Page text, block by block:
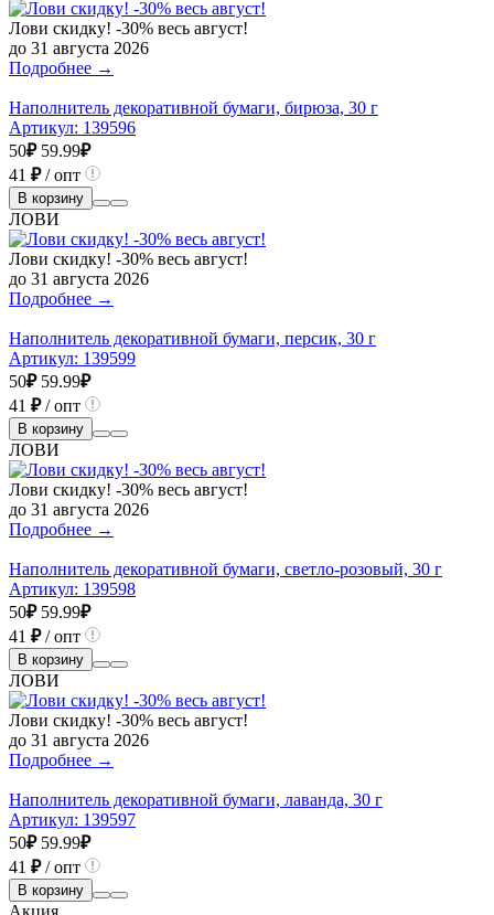
Лови скидку! -30% весь август!
до 31 августа 2026
Подробнее →
Наполнитель декоративной бумаги, бирюза, 30 г
Артикул: 139596
50₽ 59.99₽
41 ₽/ опт
В корзину
ЛОВИ
Лови скидку! -30% весь август!
до 31 августа 2026
Подробнее →
Наполнитель декоративной бумаги, персик, 30 г
Артикул: 139599
50₽ 59.99₽
41 ₽/ опт
В корзину
ЛОВИ
Лови скидку! -30% весь август!
до 31 августа 2026
Подробнее →
Наполнитель декоративной бумаги, светло-розовый, 30 г
Артикул: 139598
50₽ 59.99₽
41 ₽/ опт
В корзину
ЛОВИ
Лови скидку! -30% весь август!
до 31 августа 2026
Подробнее →
Наполнитель декоративной бумаги, лаванда, 30 г
Артикул: 139597
50₽ 59.99₽
41 ₽/ опт
В корзину